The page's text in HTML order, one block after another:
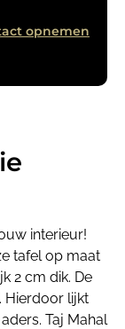
opnemen
interieur!
tafel op maat
2 cm dik. De
Hierdoor lijkt
Taj Mahal